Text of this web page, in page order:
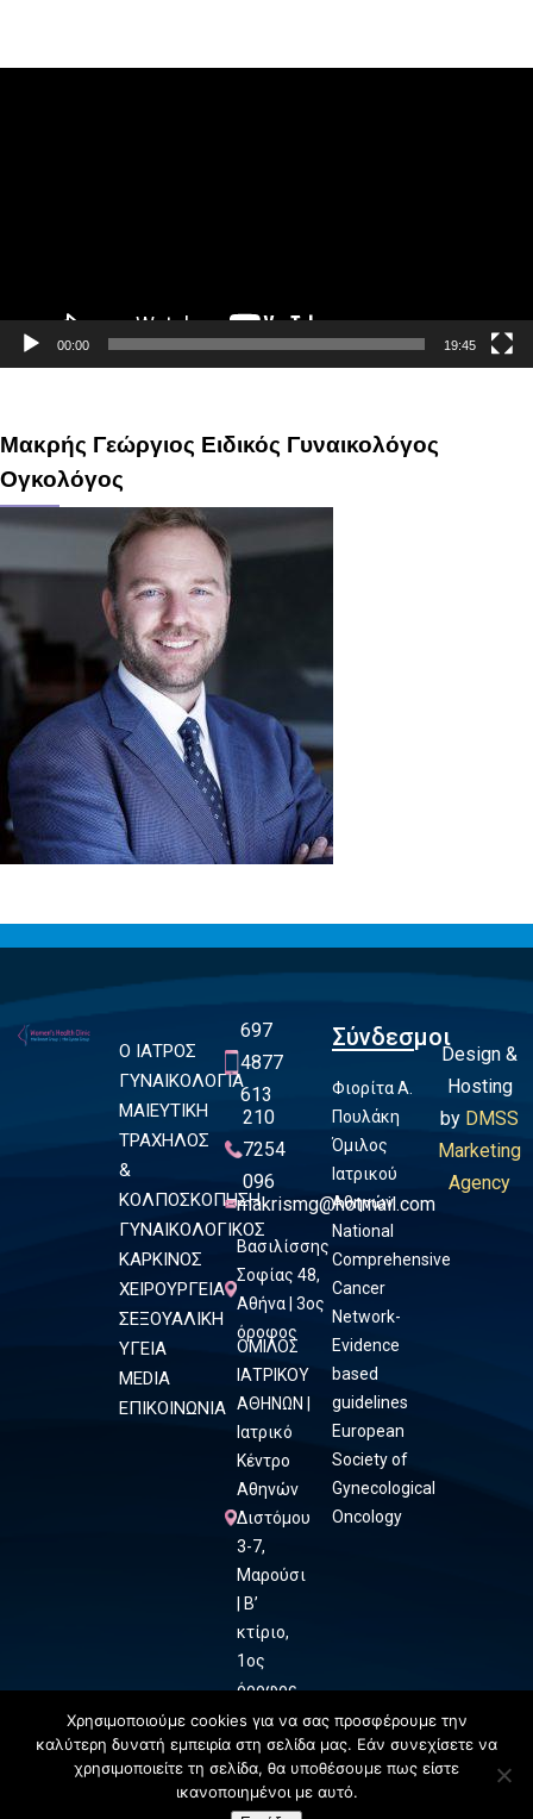
Πρόγραμμα
00:00 19:45
Μακρής Γεώργιος Ειδικός Γυναικολόγος
Ογκολόγος
Ο ΙΑΤΡΟΣ
ΓΥΝΑΙΚΟΛΟΓΙΑ
ΜΑΙΕΥΤΙΚΗ
ΤΡΑΧΗΛΟΣ
&
ΚΟΛΠΟΣΚΟΠΗΣΗ
ΓΥΝΑΙΚΟΛΟΓΙΚΟΣ
ΚΑΡΚΙΝΟΣ
ΧΕΙΡΟΥΡΓΕΙΑ
ΣΕΞΟΥΑΛΙΚΗ
ΥΓΕΙΑ
MEDIA
ΕΠΙΚΟΙΝΩΝΙΑ
697
4877
613
210
7254
096
makrismg@hotmail.com
Βασιλίσσης
Σοφίας 48,
Αθήνα | 3ος
όροφος
ΟΜΙΛΟΣ
ΙΑΤΡΙΚΟΥ
ΑΘΗΝΩΝ |
Ιατρικό
Κέντρο
Αθηνών
Διστόμου
3-7,
Μαρούσι
| Β’
κτίριο,
1ος
όροφος
Σύνδεσμοι
Φιορίτα Α.
Πουλάκη
Όμιλος
Ιατρικού
Αθηνών
National
Comprehensive
Cancer
Network-
Evidence
based
guidelines
European
Society of
Gynecological
Oncology
Design &
Hosting
by DMSS
Marketing
Agency
Χρησιμοποιούμε cookies για να σας προσφέρουμε την
καλύτερη δυνατή εμπειρία στη σελίδα μας. Εάν συνεχίσετε να
χρησιμοποιείτε τη σελίδα, θα υποθέσουμε πως είστε
ικανοποιημένοι με αυτό.